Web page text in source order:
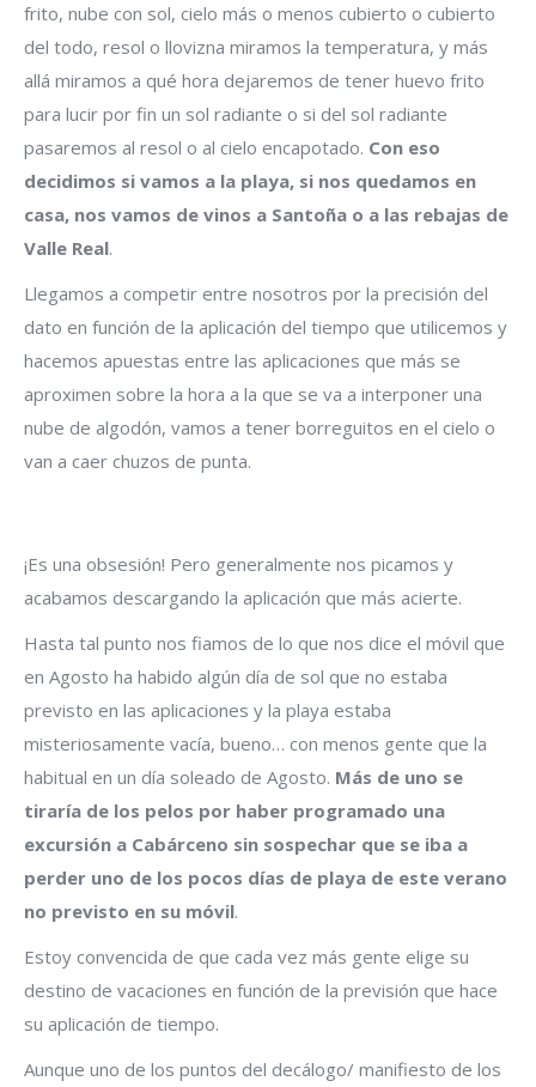
frito, nube con sol, cielo más o menos cubierto o cubierto
del todo, resol o llovizna miramos la temperatura, y más
allá miramos a qué hora dejaremos de tener huevo frito
para lucir por fin un sol radiante o si del sol radiante
pasaremos al resol o al cielo encapotado. Con eso
decidimos si vamos a la playa, si nos quedamos en
casa, nos vamos de vinos a Santoña o a las rebajas de
Valle Real.
Llegamos a competir entre nosotros por la precisión del
dato en función de la aplicación del tiempo que utilicemos y
hacemos apuestas entre las aplicaciones que más se
aproximen sobre la hora a la que se va a interponer una
nube de algodón, vamos a tener borreguitos en el cielo o
van a caer chuzos de punta.
¡Es una obsesión! Pero generalmente nos picamos y
acabamos descargando la aplicación que más acierte.
Hasta tal punto nos fiamos de lo que nos dice el móvil que
en Agosto ha habido algún día de sol que no estaba
previsto en las aplicaciones y la playa estaba
misteriosamente vacía, bueno… con menos gente que la
habitual en un día soleado de Agosto. Más de uno se
tiraría de los pelos por haber programado una
excursión a Cabárceno sin sospechar que se iba a
perder uno de los pocos días de playa de este verano
no previsto en su móvil.
Estoy convencida de que cada vez más gente elige su
destino de vacaciones en función de la previsión que hace
su aplicación de tiempo.
Aunque uno de los puntos del decálogo/ manifiesto de los